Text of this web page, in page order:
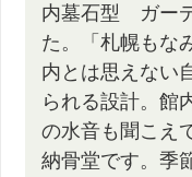
内墓石型 ガー
た。「札幌もな
内とは思えない
られる設計。館
の水音も聞こえ
納骨堂です。季